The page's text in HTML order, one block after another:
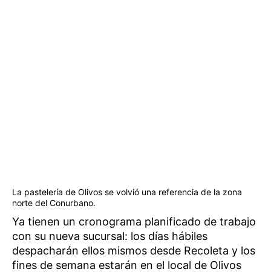
La pastelería de Olivos se volvió una referencia de la zona
norte del Conurbano.
Ya tienen un cronograma planificado de trabajo
con su nueva sucursal: los días hábiles
despacharán ellos mismos desde Recoleta y los
fines de semana estarán en el local de Olivos